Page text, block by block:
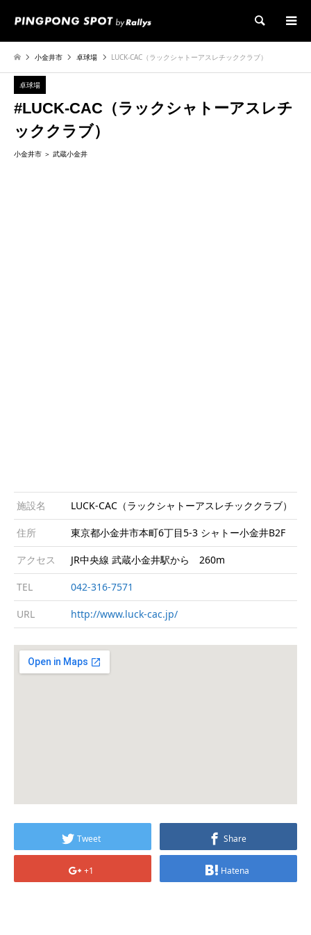
検索
小金井市 卓球場 LUCK-CAC（ラックシャトーアスレチッククラブ）
卓球場
#LUCK-CAC（ラックシャトーアスレチ
ッククラブ）
小金井市 武蔵小金井
施設名 LUCK-CAC（ラックシャトーアスレチッククラブ）
住所 東京都小金井市本町6丁目5-3 シャトー小金井B2F
アクセス JR中央線 武蔵小金井駅から 260m
TEL 042‐316‐7571
URL http://www.luck-cac.jp/
Tweet Share
+1 Hatena